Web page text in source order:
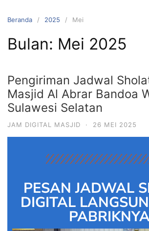
Beranda 2025 Mei
Bulan: Mei 2025
Pengiriman Jadwal
Masjid Al Abrar Bandoa
Sulawesi Selatan
JAM DIGITAL MASJID · 26 MEI 2025
PESAN JADWAL
DIGITAL